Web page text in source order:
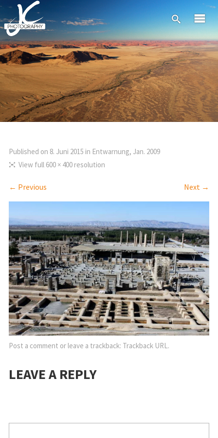
Published on 8. Juni 2015 in Entwarnung, Jan. 2009
View full 600 × 400 resolution
← Previous Next →
Post a comment or leave a trackback: Trackback URL .
LEAVE A REPLY